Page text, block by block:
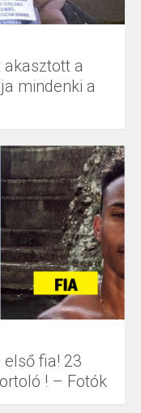
akasztott a
mindenki a
fia! 23
! – Fotók